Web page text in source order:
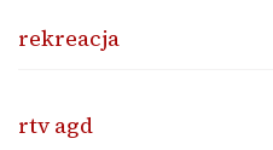
rekreacja
rtv agd